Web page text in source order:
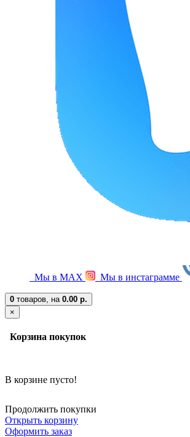
Мы в МАХ Мы в инстаграмме
0 товаров, на 0.00 р.
×
Корзина покупок
В корзине пусто!
Продолжить покупки
Открыть корзину
Оформить заказ